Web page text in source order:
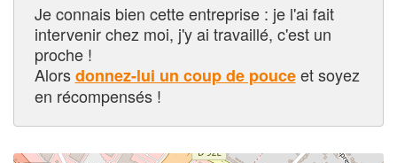
Je connais bien cette entreprise : je l'ai fait
intervenir chez moi, j'y ai travaillé, c'est un
proche !
Alorsdonnez-lui un coup de pouceet soyez
en récompensés !